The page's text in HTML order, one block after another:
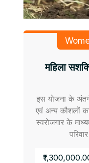
महिला
इस योजना के
एवं अन्य कौशलों
स्वरोजगार के